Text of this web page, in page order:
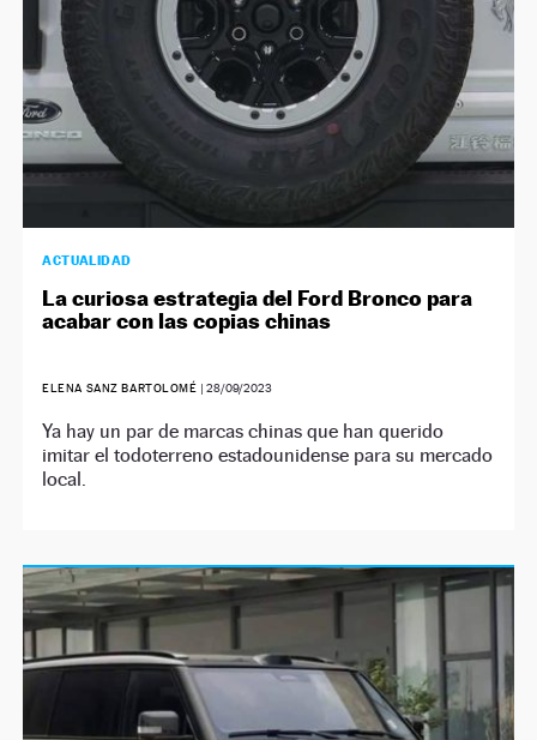
ACTUALIDAD
La curiosa estrategia del Ford Bronco para
acabar con las copias chinas
ELENA SANZ BARTOLOMÉ | 28/09/2023
Ya hay un par de marcas chinas que han querido
imitar el todoterreno estadounidense para su mercado
local.